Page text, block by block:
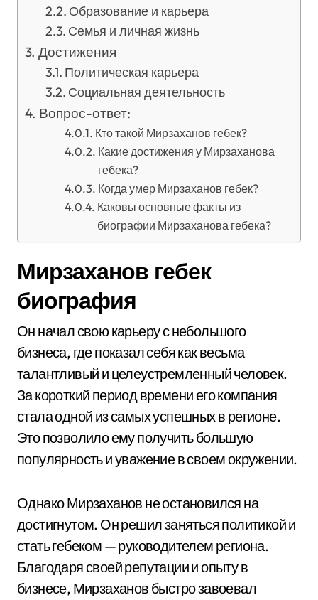
Образование и карьера
Семья и личная жизнь
Достижения
Политическая карьера
Социальная деятельность
Вопрос-ответ:
Кто такой Мирзаханов гебек?
Какие достижения у Мирзаханова
гебека?
Когда умер Мирзаханов гебек?
Каковы основные факты из
биографии Мирзаханова гебека?
Мирзаханов гебек
биография
Он начал свою карьеру с небольшого
бизнеса, где показал себя как весьма
талантливый и целеустремленный человек.
За короткий период времени его компания
стала одной из самых успешных в регионе.
Это позволило ему получить большую
популярность и уважение в своем окружении.
Однако Мирзаханов не остановился на
достигнутом. Он решил заняться политикой и
стать гебеком — руководителем региона.
Благодаря своей репутации и опыту в
бизнесе, Мирзаханов быстро завоевал